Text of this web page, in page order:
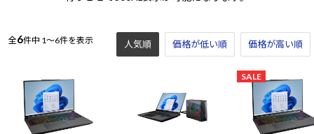
ワークステーション
ディスプレイ
Windows 11
iiyama スペック/パーツ別
AIおすすめパソコン
Windows 11| Copilot+ PC
Windows 11|Copilot+ PC
全6件中 1～6件を表示 人気順 価格が低い順 価格が高い順
SALE